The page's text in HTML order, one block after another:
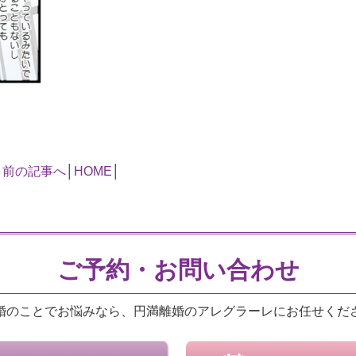
前の記事へ│ HOME
ご予約・お問い合わせ
のことでお悩みなら、円満離婚のアレグラーレにお任せくだ